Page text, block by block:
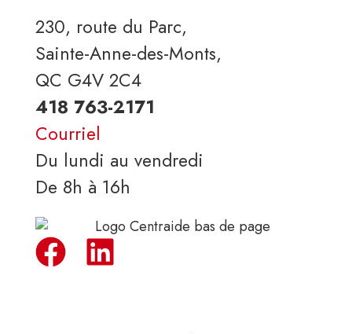
230, route du Parc,
Sainte-Anne-des-Monts,
QC G4V 2C4
418 763-2171
Courriel
Du lundi au vendredi
De 8h à 16h